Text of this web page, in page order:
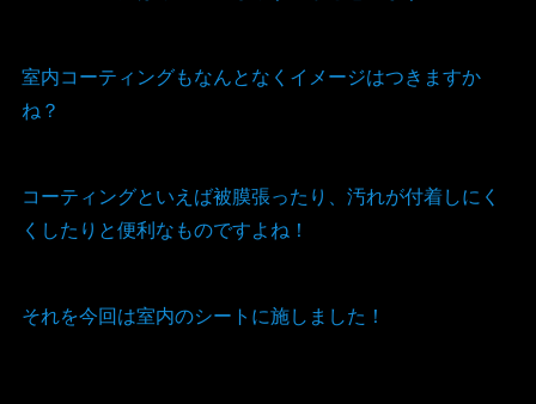
室内コーティングもなんとなくイメージはつきますか
ね？
コーティングといえば被膜張ったり、汚れが付着しにく
くしたりと便利なものですよね！
それを今回は室内のシートに施しました！